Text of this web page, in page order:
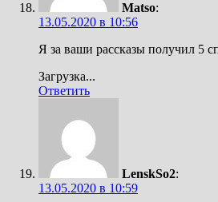
Matso:
13.05.2020 в 10:56
Я за ваши рассказы получил 5
Загрузка...
Ответить
LenskSo2:
13.05.2020 в 10:59